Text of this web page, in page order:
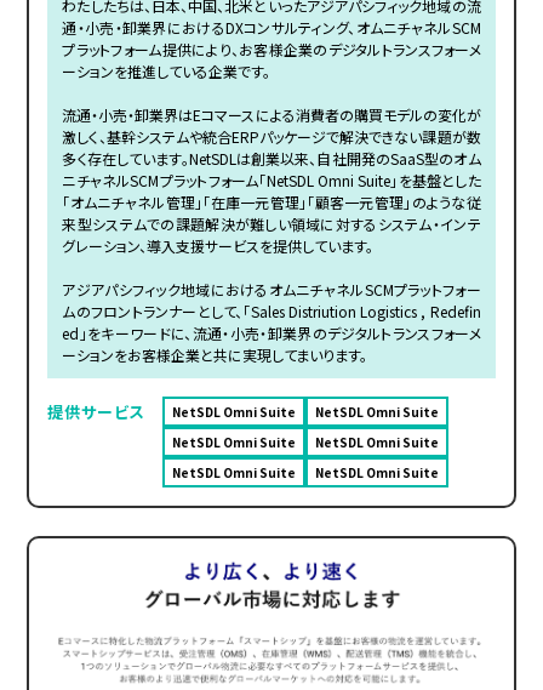
わたしたちは、日本、中国、北米といったアジアパシフィック地域の流
通・小売・卸業界におけるDXコンサルティング、オムニチャネルSCM
プラットフォーム提供により、お客様企業のデジタルトランスフォーメ
ーションを推進している企業です。
流通・小売・卸業界はEコマースによる消費者の購買モデルの変化が
激しく、基幹システムや統合ERPパッケージで解決できない課題が数
多く存在しています。NetSDLは創業以来、自社開発のSaaS型のオム
ニチャネルSCMプラットフォーム「NetSDL Omni Suite」を基盤とした
「オムニチャネル管理」「在庫一元管理」「顧客一元管理」のような従
来型システムでの課題解決が難しい領域に対するシステム・インテ
グレーション、導入支援サービスを提供しています。
アジアパシフィック地域におけるオムニチャネルSCMプラットフォー
ムのフロントランナーとして、「Sales Distriution Logistics , Redefin
ed」をキーワードに、流通・小売・卸業界のデジタルトランスフォーメ
ーションをお客様企業と共に実現してまいります。
提供サービス NetSDL Omni Suite
NetSDL Omni Suite
NetSDL Omni Suite
NetSDL Omni Suite
NetSDL Omni Suite
NetSDL Omni Suite